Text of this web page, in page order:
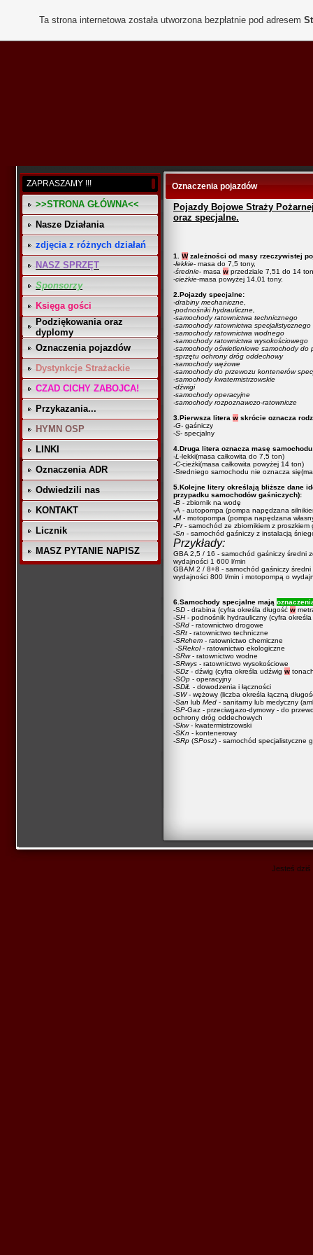
ZAPRASZAMY !!!
>>STRONA GŁÓWNA<<
Nasze Działania
zdjęcia z różnych działań
NASZ SPRZĘT
Sponsorzy
Księga gości
Podziękowania oraz
dyplomy
Oznaczenia pojazdów
Dystynkcje Strażackie
CZAD CICHY ZABOJCA!
Przykazania...
HYMN OSP
LINKI
Oznaczenia ADR
Odwiedzili nas
KONTAKT
Licznik
MASZ PYTANIE NAPISZ
Oznaczenia pojazdów
Pojazdy Bojowe Straży
oraz specjalne.
1. Wzależności od masy rzeczywistej
-lekkie- masa do 7,5 tony,
-średnie- masa w przedziale 7,51 do 14
-cieżkie-masa powyżej 14,01 tony.
2.Pojazdy specjalne:
-drabiny mechaniczne,
-podnośniki hydrauliczne,
-samochody ratownictwa technicznego
-samochody ratownictwa specjalistycznego
-samochody ratownictwa wodnego
-samochody ratownictwa wysokościowego
-samochody oświetleniowe samochody do
-sprzętu ochrony dróg oddechowy
-samochody wężowe
-samochody do przewozu kontenerów
-samochody kwatermistrzowskie
-dźwigi
-samochody operacyjne
-samochody rozpoznawczo-ratownicze
3.Pierwsza litera w skrócie oznacza
-G- gaśniczy
-S- specjalny
4.Druga litera oznacza masę
-L -lekki(masa całkowita do 7,5 ton)
-C-cieżki(masa całkowita powyżej 14 ton)
-Sredniego samochodu nie oznacza
5.Kolejne litery określają bliższe dane
przypadku samochodów gaśniczych):
-B - zbiornik na wodę
-A - autopompa (pompa napędzana
-M- motopompa (pompa napędzana
-Pr- samochód ze zbiornikiem z proszkiem
-Sn - samochód gaśniczy z instalacją
Przykłady:
GBA 2,5 / 16 - samochód gaśniczy średni
wydajności 1 600 l/min
GBAM 2 / 8+8 - samochód gaśniczy
wydajności 800 l/min i motopompą o
6.Samochody specjalne mają
-SD - drabina (cyfra określa długość w
-SH- podnośnik hydrauliczny (cyfra
-SRd - ratownictwo drogowe
-SRt - ratownictwo techniczne
-SRchem - ratownictwo chemiczne
-SRekol- ratownictwo ekologiczne
-SRw- ratownictwo wodne
-SRwys - ratownictwo wysokościowe
-SDz - dźwig (cyfra określa udźwig w
-SOp - operacyjny
-SDiŁ - dowodzenia i łączności
-SW- wężowy (liczba określa łączną
-San lub Med - sanitarny lub medyczny
-SP-Gaz - przeciwgazo-dymowy - do
ochrony dróg oddechowych
-Skw- kwatermistrzowski
-SKn - kontenerowy
-SRp (SPosz) - samochód specjalistyczne
Jesteś dziś
Ta strona internetowa została utworzona bezpłatnie pod adresem